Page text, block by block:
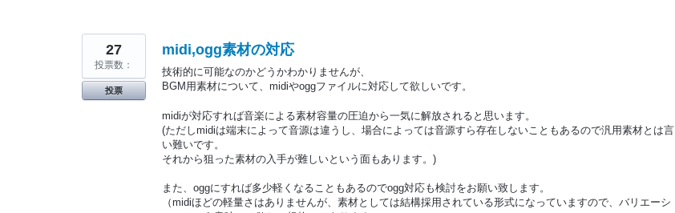
midi,ogg素材の対応
技術的に可能なのかどうかわかりませんが、
BGM用素材について、midiやoggファイルに対応して欲しいです。
midiが対応すれば音楽による素材容量の圧迫から一気に解放されると思います。
(ただしmidiは端末によって音源は違うし、場合によっては音源すら存在しないこともあるので汎用素材とは言
い難いです。
それから狙った素材の入手が難しいという面もあります。)
また、oggにすれば多少軽くなることもあるのでogg対応も検討をお願い致します。
（midiほどの軽量さはありませんが、素材としては結構採用されている形式になっていますので、バリエーシ
27
投票数：
投票